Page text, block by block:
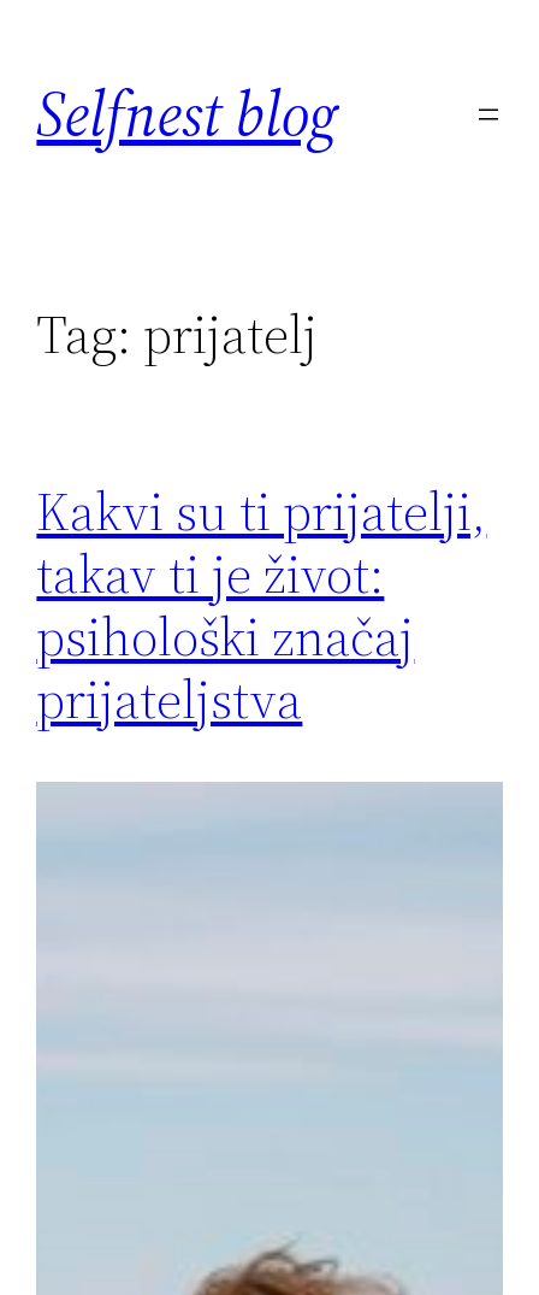
content
Selfnest blog
Tag: prijatelj
Kakvi su ti prijatelji,
takav ti je život:
psihološki značaj
prijateljstva